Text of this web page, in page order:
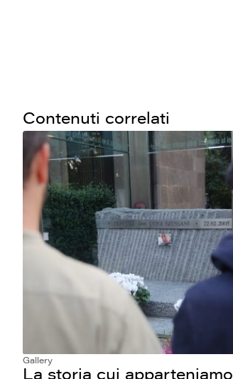
Contenuti correlati
Gallery
La storia cui apparteniamo